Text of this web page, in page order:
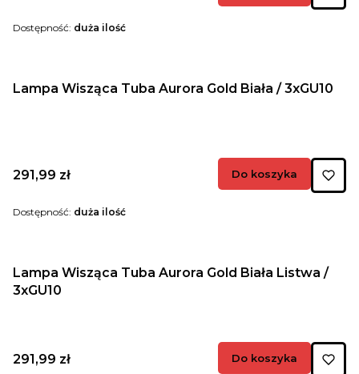
Dostępność: duża ilość
Lampa Wisząca Tuba Aurora Gold Biała / 3xGU10
Cena
291,99 zł Do koszyka
Dostępność: duża ilość
Lampa Wisząca Tuba Aurora Gold Biała Listwa /
3xGU10
Cena
291,99 zł Do koszyka